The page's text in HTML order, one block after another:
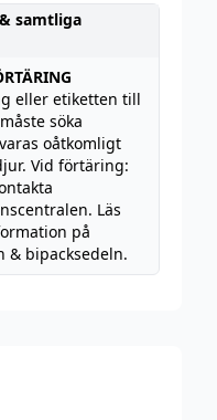
samtliga
eller etiketten till
söka
oåtkomligt
Vid förtäring:
Läs
på
& bipacksedeln.